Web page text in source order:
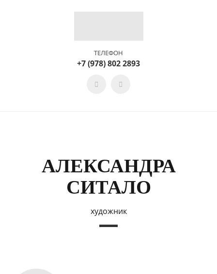
ТЕЛЕФОН
+7 (978) 802 2893
АЛЕКСАНДРА
СИТАЛО
художник